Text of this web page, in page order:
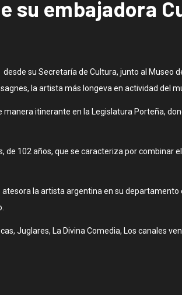
su embajadora
su Secretaría de Cultura, junto al Museo
la artista más longeva en actividad del
itinerante en la Legislatura Porteña,
de 102 años, que se caracteriza por
la artista argentina en su
Juglares, La Divina Comedia, Los canales